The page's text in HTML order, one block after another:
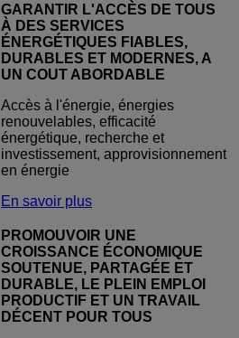
GARANTIR L'ACCÈS DE TOUS
À DES SERVICES
ÉNERGÉTIQUES FIABLES,
DURABLES ET MODERNES, A
UN COUT ABORDABLE
Accès à l'énergie, énergies
renouvelables, efficacité
énergétique, recherche et
investissement, approvisionnement
en énergie
En savoir plus
PROMOUVOIR UNE
CROISSANCE ÉCONOMIQUE
SOUTENUE, PARTAGÉE ET
DURABLE, LE PLEIN EMPLOI
PRODUCTIF ET UN TRAVAIL
DÉCENT POUR TOUS